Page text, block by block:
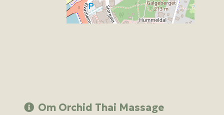
Om Orchid Thai Massage